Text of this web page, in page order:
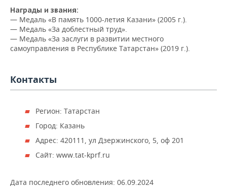
Награды и звания:
— Медаль «В память 1000-летия Казани» (2005 г.).
— Медаль «За доблестный труд».
— Медаль «За заслуги в развитии местного
самоуправления в Республике Татарстан» (2019 г.).
Контакты
Регион: Татарстан
Город: Казань
Адрес: 420111, ул Дзержинского, 5, оф 201
Сайт: www.tat-kprf.ru
Дата последнего обновления: 06.09.2024